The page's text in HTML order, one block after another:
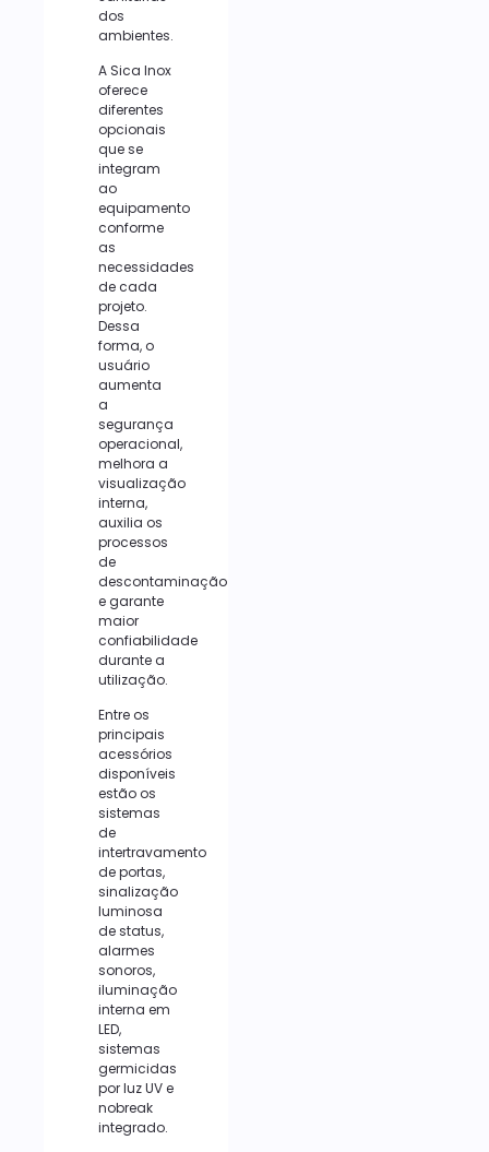
dos
ambientes.
A Sica Inox
oferece
diferentes
opcionais
que se
integram
ao
equipamento
conforme
as
necessidades
de cada
projeto.
Dessa
forma, o
usuário
aumenta
a
segurança
operacional,
melhora a
visualização
interna,
auxilia os
processos
de
descontaminação
e garante
maior
confiabilidade
durante a
utilização.
Entre os
principais
acessórios
disponíveis
estão os
sistemas
de
intertravamento
de portas,
sinalização
luminosa
de status,
alarmes
sonoros,
iluminação
interna em
LED,
sistemas
germicidas
por luz UV e
nobreak
integrado.